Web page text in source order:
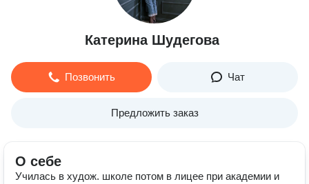
Катерина Шудегова
Позвонить Чат
Предложить заказ
О себе
Училась в худож. школе потом в лицее при академии и